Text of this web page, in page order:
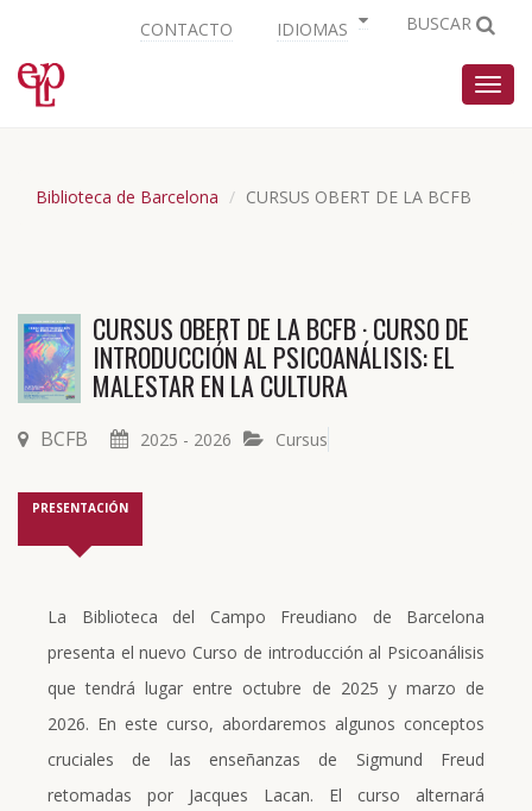
CONTACTO IDIOMAS BUSCAR
Biblioteca de Barcelona CURSUS OBERT DE LA BCFB
CURSUS OBERT DE LA BCFB · CURSO DE
INTRODUCCIÓN AL PSICOANÁLISIS: EL
MALESTAR EN LA CULTURA
BCFB 2025 - 2026 Cursus
PRESENTACIÓN
La Biblioteca del Campo Freudiano de Barcelona
presenta el nuevo Curso de introducción al Psicoanálisis
que tendrá lugar entre octubre de 2025 y marzo de
2026. En este curso, abordaremos algunos conceptos
cruciales de las enseñanzas de Sigmund Freud
retomadas por Jacques Lacan. El curso alternará